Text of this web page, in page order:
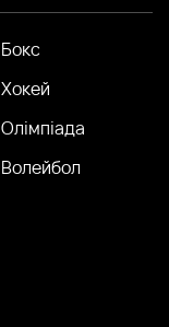
Бокс
Хокей
Олімпіада
Волейбол